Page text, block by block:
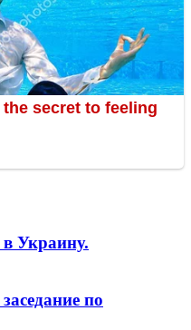
Украину.
по